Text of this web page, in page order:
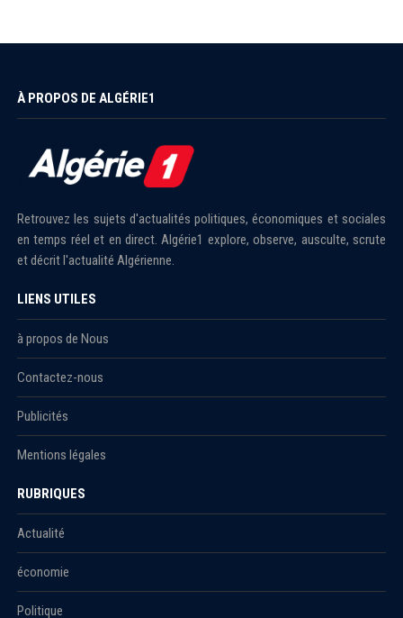
À PROPOS DE ALGÉRIE1
Retrouvez les sujets d'actualités politiques, économiques et sociales
en temps réel et en direct. Algérie1 explore, observe, ausculte, scrute
et décrit l'actualité Algérienne.
LIENS UTILES
à propos de Nous
Contactez-nous
Publicités
Mentions légales
RUBRIQUES
Actualité
économie
Politique